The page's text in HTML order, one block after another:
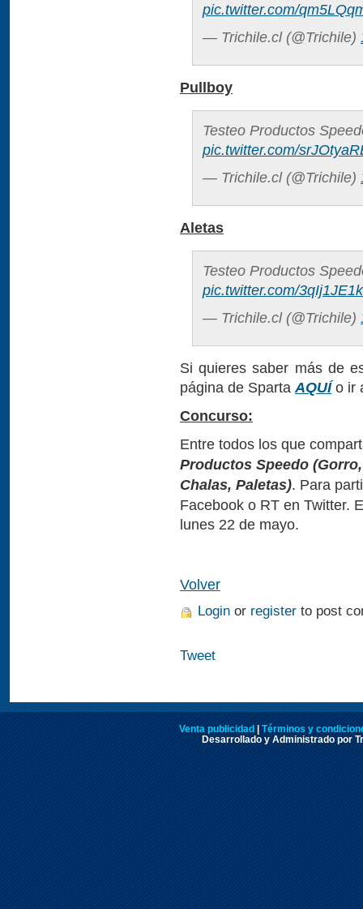
pic.twitter.com/
— Trichile.cl (@Trichile)
Pullboy
Testeo Productos
pic.twitter.com/
— Trichile.cl (@Trichile)
Aletas
Testeo Productos
pic.twitter.com/
— Trichile.cl (@Trichile)
Si quieres saber más de
página de Sparta AQUÍo ir
Concurso:
Entre todos los que
Productos Speedo
Chalas, Paletas). Para
Facebook o RT en Twitter.
lunes 22 de mayo.
Volver
Login or register to post
Tweet
Venta publicidad | Términos y
Desarrollado y Administrado por